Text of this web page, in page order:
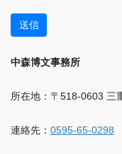
中森博文事務所
所在地：〒518-0603 三
連絡先： 0595-65-0298